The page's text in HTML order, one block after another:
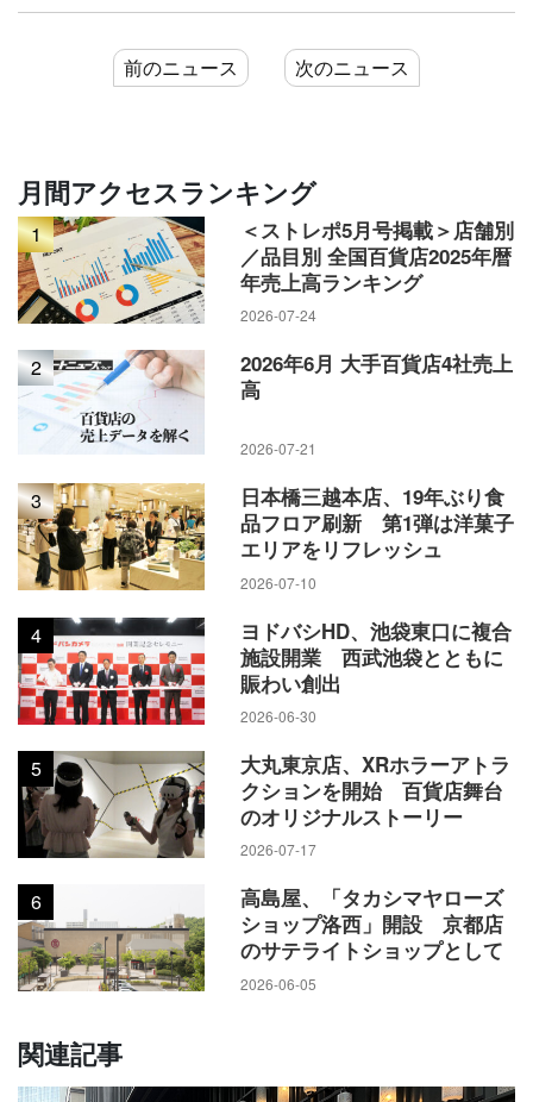
前のニュース 次のニュース
月間アクセスランキング
1
＜ストレポ5月号掲載＞店舗別
／品目別 全国百貨店2025年暦
年売上高ランキング
2026-07-24
2
2026年6月 大手百貨店4社売上
高
2026-07-21
3
日本橋三越本店、19年ぶり食
品フロア刷新 第1弾は洋菓子
エリアをリフレッシュ
2026-07-10
4
ヨドバシHD、池袋東口に複合
施設開業 西武池袋とともに
賑わい創出
2026-06-30
5
大丸東京店、XRホラーアトラ
クションを開始 百貨店舞台
のオリジナルストーリー
2026-07-17
6
高島屋、「タカシマヤローズ
ショップ洛西」開設 京都店
のサテライトショップとして
2026-06-05
関連記事